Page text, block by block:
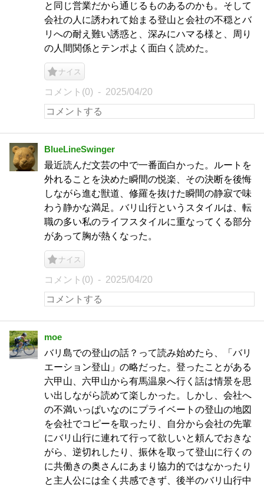
と同じ営業だから通じるものあるのかも。そして
会社の人に誘われて始まる登山と会社の不穏とバ
リへの耐え難い誘惑と、深みにハマる様と、周り
の人間関係とテンポよく面白く読めた。
ナイス
コメント(0) 2025/04/20
BlueLineSwinger
最近読んだ文芸の中で一番面白かった。ルートを
外れることを決めた瞬間の悦楽、その決断を後悔
しながら進む獣道、修羅を抜けた瞬間の静寂で味
わう静かな満足。バリ山行というスタイルは、転
職の多い私のライフスタイルに重なってくる部分
があって胸が熱くなった。
ナイス
コメント(0) 2025/04/20
moe
バリ島での登山の話？って読み始めたら、「バリ
エーション登山」の略だった。登ったことがある
六甲山、六甲山から有馬温泉へ行く話は情景を思
い出しながら読めて楽しかった。しかし、会社へ
の不満いっぱいなのにプライベートの登山の地図
を会社でコピーを取ったり、自分から会社の先輩
にバリ山行に連れて行って欲しいと頼んでおきな
がら、逆切れしたり、振休を取って登山に行くの
に共働きの奥さんにあまり協力的ではなかったり
と主人公には全く共感できず、後半のバリ山行中